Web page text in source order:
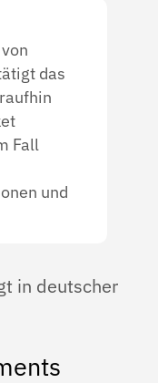
das
Fall
und
in deutscher